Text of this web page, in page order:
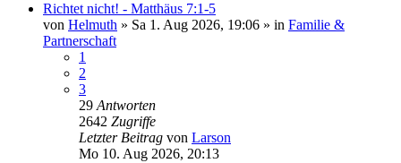
Richtet nicht! - Matthäus 7:1-5
von Helmuth » Sa 1. Aug 2026, 19:06 » in Familie &
Partnerschaft
1
2
3
29 Antworten
2642 Zugriffe
Letzter Beitrag von Larson
Mo 10. Aug 2026, 20:13